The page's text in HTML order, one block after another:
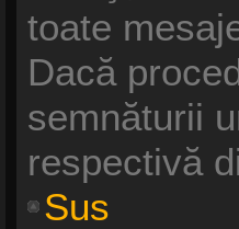
toate
Dacă
semnăturii
respectivă
Sus